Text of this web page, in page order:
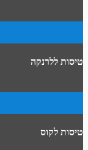
טיסות ללרנקה
טיסות לקוס